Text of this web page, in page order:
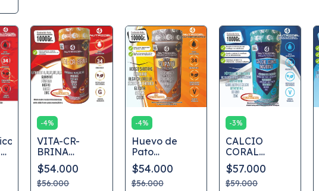
-4%
VITA-CR-
BRINA
suplemento
que tu cerebro
necesita!
$54.000
$56.000
-4%
Huevo de
Pato
Liofilizado,
Suplemento
1000 gr para
$54.000
$56.000
-3%
CALCIO
CORAL
MARINO
$57.000
$59.000